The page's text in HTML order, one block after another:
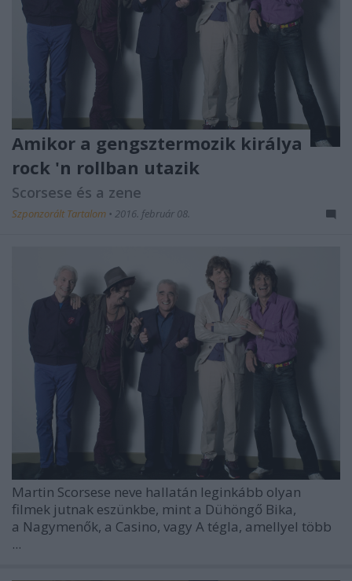
Amikor a gengsztermozik királya
rock 'n rollban utazik
Scorsese és a zene
Szponzorált Tartalom • 2016. február 08.
Martin Scorsese neve hallatán leginkább olyan
filmek jutnak eszünkbe, mint a Dühöngő Bika,
a Nagymenők, a Casino, vagy A tégla, amellyel több
...